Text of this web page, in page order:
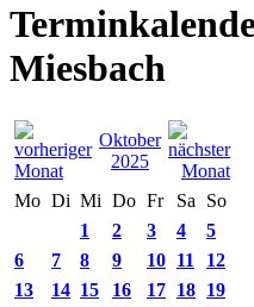
Miesbach
Oktober
2025
Mo Di Mi Do Fr Sa
So
1
2 3 4
5
6
7 8 9 10 11
12
13
14 15 16 17 18 19